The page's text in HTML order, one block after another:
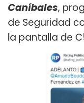
Caníbales,
de Seguridad
la pantalla de